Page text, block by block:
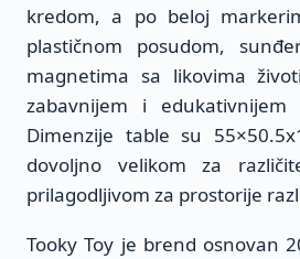
kredom, a po beloj
plastičnom posudom,
magnetima sa likovima
zabavnijem i
Dimenzije table su
dovoljno velikom za
prilagodljivom za prostorije
Tooky Toy je brend osnovan